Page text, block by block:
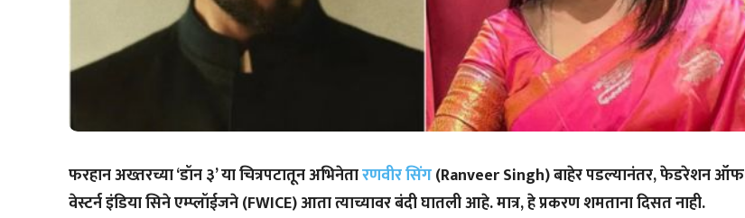
फरहान अख्तरच्या ‘डॉन ३’ या चित्रपटातून अभिनेतारणवीर सिंग(Ranveer Singh) बाहेर पडल्यानंतर, फेडरेशन ऑफ
वेस्टर्न इंडिया सिने एम्प्लॉईजने (FWICE) आता त्याच्यावर बंदी घातली आहे. मात्र, हे प्रकरण शमताना दिसत नाही.